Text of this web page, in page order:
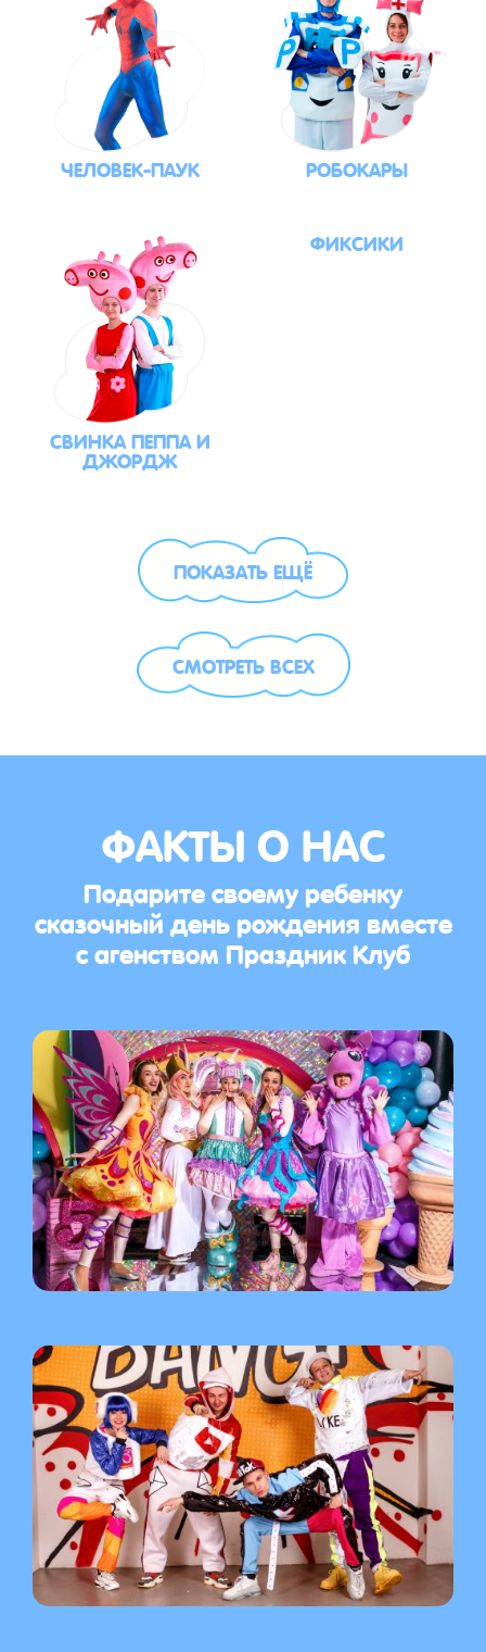
ЧЕЛОВЕК-ПАУК РОБОКАРЫ
СВИНКА ПЕППА И
ДЖОРДЖ
ФИКСИКИ
ПОКАЗАТЬ ЕЩЁ
СМОТРЕТЬ ВСЕХ
ФАКТЫ О НАС
Подарите своему ребенку
сказочный день рождения вместе
с агенством Праздник Клуб